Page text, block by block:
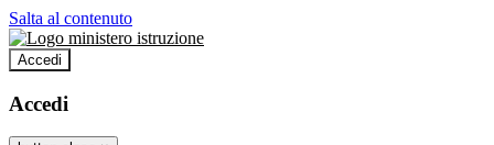
Salta al contenuto
Accedi
Accedi